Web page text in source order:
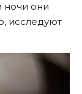
ночи они
исследуют